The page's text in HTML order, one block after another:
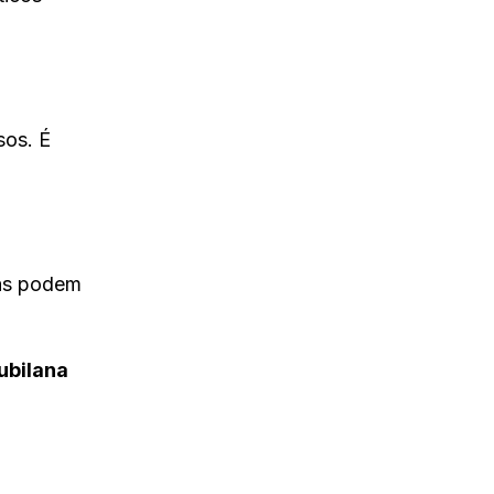
É
podem